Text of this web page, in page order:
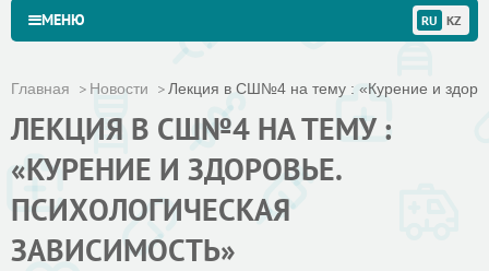
МЕНЮ RU KZ
Главная Новости Лекция в СШ№4 на тему : «Курение и
ЛЕКЦИЯ В СШ№4 НА ТЕМУ :
«КУРЕНИЕ И ЗДОРОВЬЕ.
ПСИХОЛОГИЧЕСКАЯ
ЗАВИСИМОСТЬ»